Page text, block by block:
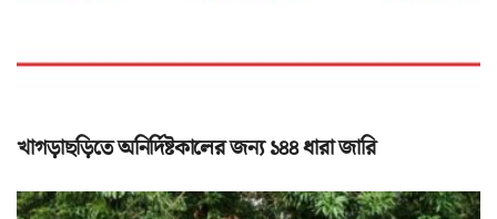
খাগড়াছড়িতে অনির্দিষ্টকালের জন্য ১৪৪ ধারা জারি